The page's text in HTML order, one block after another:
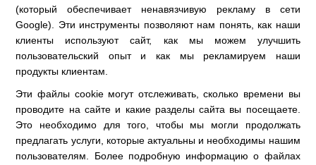
(который обеспечивает ненавязчивую рекламу в сети
Google). Эти инструменты позволяют нам понять, как наши
клиенты используют сайт, как мы можем улучшить
пользовательский опыт и как мы рекламируем наши
продукты клиентам.
Эти файлы cookie могут отслеживать, сколько времени вы
проводите на сайте и какие разделы сайта вы посещаете.
Это необходимо для того, чтобы мы могли продолжать
предлагать услуги, которые актуальны и необходимы нашим
пользователям. Более подробную информацию о файлах